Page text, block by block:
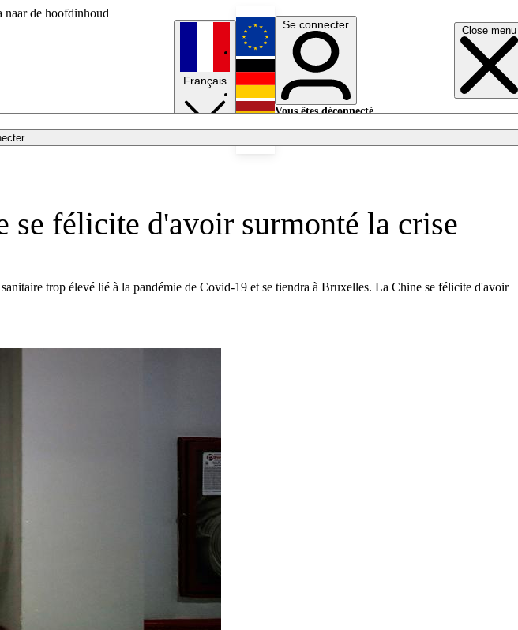
naar de hoofdinhoud
Close menu
Français
English
Deutsch
Se connecter
Vous êtes déconnecté.
se félicite d'avoir surmonté la crise
trop élevé lié à la pandémie de Covid-19 et se tiendra à Bruxelles. La Chine se félicite d'avoir